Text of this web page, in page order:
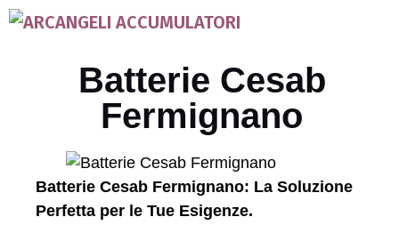
Batterie Cesab
Fermignano
Batterie Cesab Fermignano: La Soluzione
Perfetta per le Tue Esigenze.